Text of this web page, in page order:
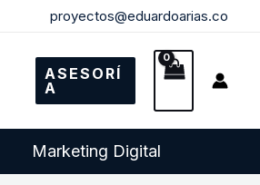
proyectos@eduardoarias.co
ASESORÍ
A
Marketing Digital